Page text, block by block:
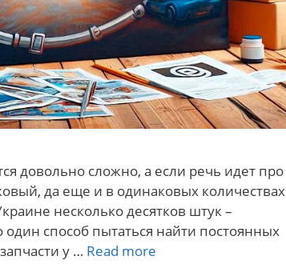
довольно сложно, а если речь идет про
да еще и в одинаковых количествах
несколько десятков штук –
один способ пытаться найти постоянных
у … Read more